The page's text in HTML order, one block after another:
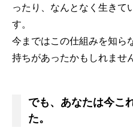
ったり、なんとなく生きて
す。
今まではこの仕組みを知ら
持ちがあったかもしれませ
でも、あなたは今こ
た。